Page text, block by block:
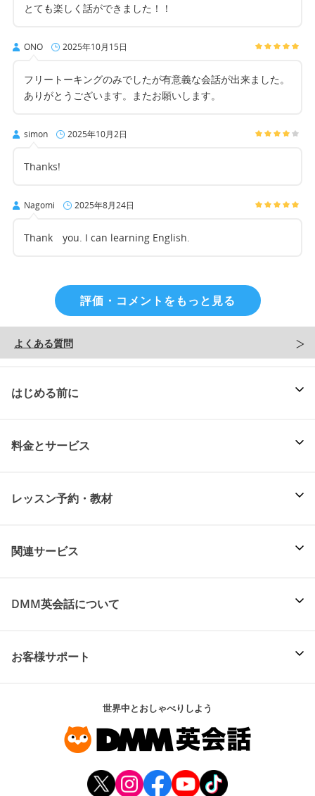
とても楽しく話ができました！！
ONO 2025年10月15日
フリートーキングのみでしたが有意義な会話が出来ました。
ありがとうございます。またお願いします。
simon 2025年10月2日
Thanks!
Nagomi 2025年8月24日
Thank you. I can learning English.
評価・コメントをもっと見る
よくある質問
はじめる前に
料金とサービス
レッスン予約・教材
関連サービス
DMM英会話について
お客様サポート
世界中とおしゃべりしよう